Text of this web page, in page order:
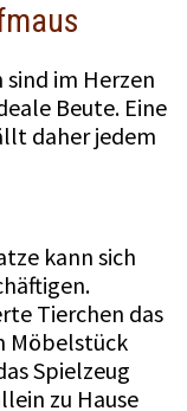
im Herzen
Beute. Eine
daher jedem
kann sich
Tierchen das
Möbelstück
Spielzeug
zu Hause